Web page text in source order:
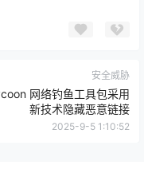
安全威胁
网络钓鱼工具包采用
新技术隐藏恶意链接
2025-9-5 1:10:52